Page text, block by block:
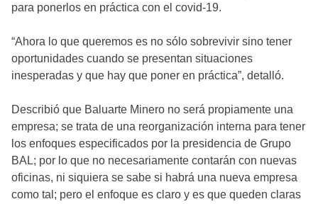
para ponerlos en práctica con el covid-19.
“Ahora lo que queremos es no sólo sobrevivir sino tener
oportunidades cuando se presentan situaciones
inesperadas y que hay que poner en práctica”, detalló.
Describió que Baluarte Minero no será propiamente una
empresa; se trata de una reorganización interna para tener
los enfoques especificados por la presidencia de Grupo
BAL; por lo que no necesariamente contarán con nuevas
oficinas, ni siquiera se sabe si habrá una nueva empresa
como tal; pero el enfoque es claro y es que queden claras